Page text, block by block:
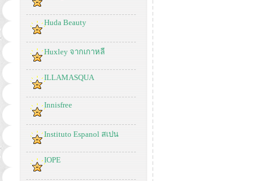
Huda Beauty
Huxley จากเกาหลี
ILLAMASQUA
Innisfree
Instituto Espanol สเปน
IOPE